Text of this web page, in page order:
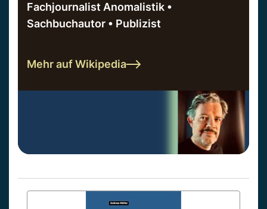
Fachjournalist Anomalistik •
Sachbuchautor • Publizist
Mehr auf Wikipedia